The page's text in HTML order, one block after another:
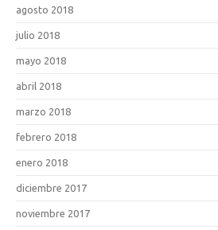
agosto 2018
julio 2018
mayo 2018
abril 2018
marzo 2018
febrero 2018
enero 2018
diciembre 2017
noviembre 2017